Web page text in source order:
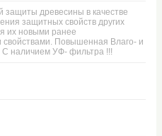
древесины в качестве
защитных свойств других
их новыми ранее
Повышенная Влаго- и
наличием УФ- фильтра !!!